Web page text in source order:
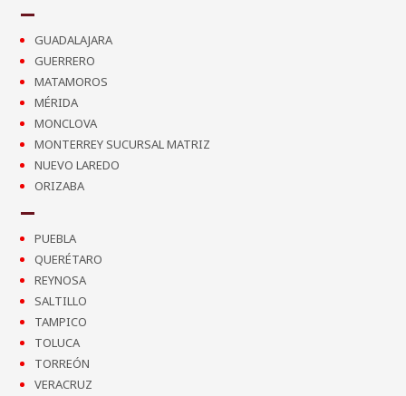
GUADALAJARA
GUERRERO
MATAMOROS
MÉRIDA
MONCLOVA
MONTERREY SUCURSAL MATRIZ
NUEVO LAREDO
ORIZABA
PUEBLA
QUERÉTARO
REYNOSA
SALTILLO
TAMPICO
TOLUCA
TORREÓN
VERACRUZ